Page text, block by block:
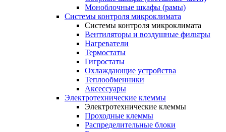
Моноблочные шкафы (рамы)
Системы контроля микроклимата
Системы контроля микроклимата
Вентиляторы и воздушные фильтры
Нагреватели
Термостаты
Гигростаты
Охлаждающие устройства
Теплообменники
Аксессуары
Электротехнические клеммы
Электротехнические клеммы
Проходные клеммы
Распределительные блоки